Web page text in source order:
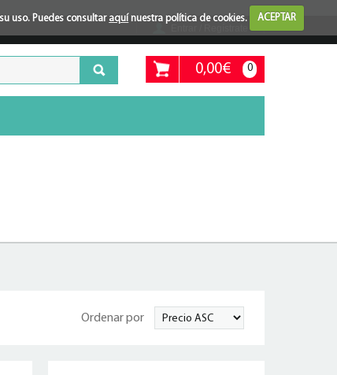
uso. Puedes consultar aquínuestra política de cookies. ACEPTAR
0,00€ 0
Ordenar por